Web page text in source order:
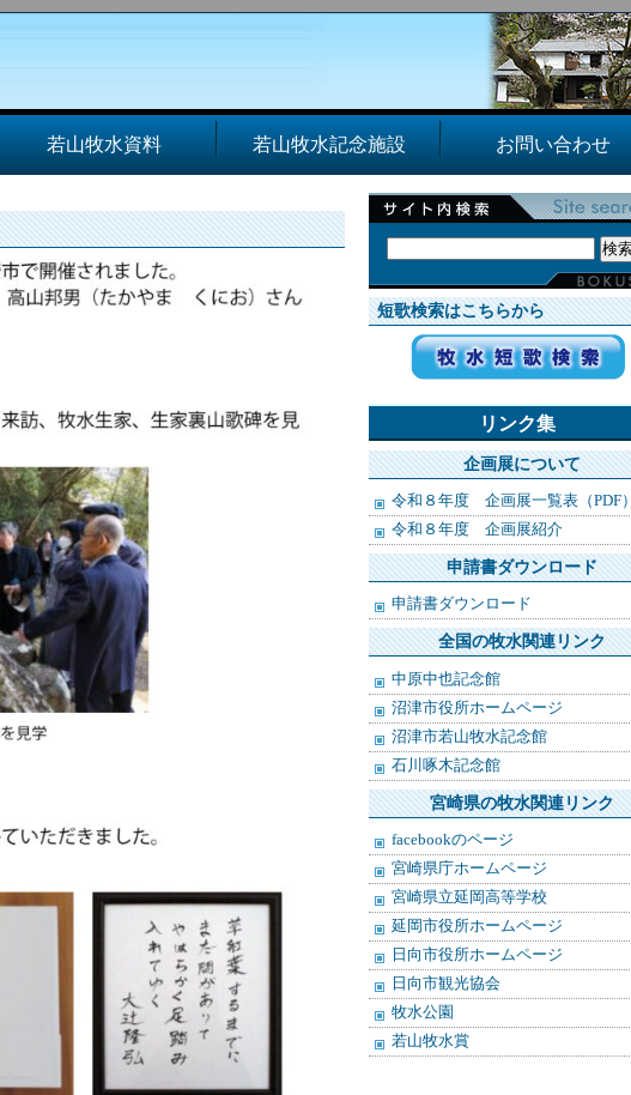
若山牧水資料 若山牧水記念施設 お問い合わせ
短歌検索はこちらから
リンク集
企画展について
令和８年度 企画展一覧表（PDF）
令和８年度 企画展紹介
申請書ダウンロード
申請書ダウンロード
全国の牧水関連リンク
中原中也記念館
沼津市役所ホームページ
沼津市若山牧水記念館
石川啄木記念館
宮崎県の牧水関連リンク
facebookのページ
宮崎県庁ホームページ
宮崎県立延岡高等学校
延岡市役所ホームページ
日向市役所ホームページ
日向市観光協会
牧水公園
若山牧水賞